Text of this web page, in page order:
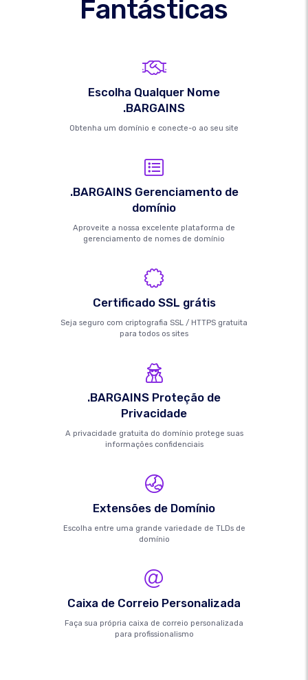
Fantásticas
Escolha Qualquer Nome
.BARGAINS
Obtenha um domínio e conecte-o ao seu site
.BARGAINS Gerenciamento de
domínio
Aproveite a nossa excelente plataforma de
gerenciamento de nomes de domínio
Certificado SSL grátis
Seja seguro com criptografia SSL / HTTPS gratuita
para todos os sites
.BARGAINS Proteção de
Privacidade
A privacidade gratuita do domínio protege suas
informações confidenciais
Extensões de Domínio
Escolha entre uma grande variedade de TLDs de
domínio
Caixa de Correio Personalizada
Faça sua própria caixa de correio personalizada
para profissionalismo